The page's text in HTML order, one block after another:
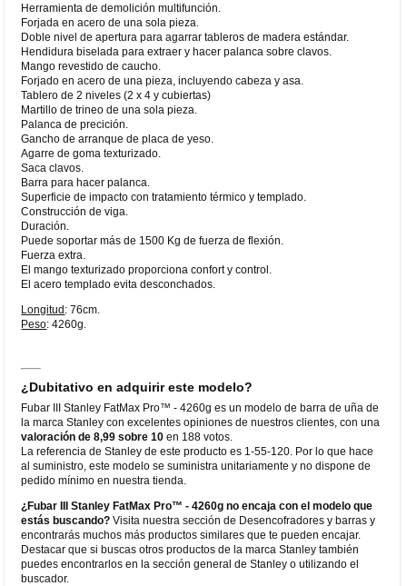
Herramienta de demolición multifunción.
Forjada en acero de una sola pieza.
Doble nivel de apertura para agarrar tableros de madera estándar.
Hendidura biselada para extraer y hacer palanca sobre clavos.
Mango revestido de caucho.
Forjado en acero de una pieza, incluyendo cabeza y asa.
Tablero de 2 niveles (2 x 4 y cubiertas)
Martillo de trineo de una sola pieza.
Palanca de precición.
Gancho de arranque de placa de yeso.
Agarre de goma texturizado.
Saca clavos.
Barra para hacer palanca.
Superficie de impacto con tratamiento térmico y templado.
Construcción de viga.
Duración.
Puede soportar más de 1500 Kg de fuerza de flexión.
Fuerza extra.
El mango texturizado proporciona confort y control.
El acero templado evita desconchados.
Longitud: 76cm.
Peso: 4260g.
¿Dubitativo en adquirir este modelo?
Fubar III Stanley FatMax Pro™ - 4260g es un modelo de barra de uña de
la marca Stanley con excelentes opiniones de nuestros clientes, con una
valoración de 8,99 sobre 10 en 188 votos.
La referencia de Stanley de este producto es 1-55-120. Por lo que hace
al suministro, este modelo se suministra unitariamente y no dispone de
pedido mínimo en nuestra tienda.
¿Fubar III Stanley FatMax Pro™ - 4260g no encaja con el modelo que
estás buscando? Visita nuestra sección de Desencofradores y barras y
encontrarás muchos más productos similares que te pueden encajar.
Destacar que si buscas otros productos de la marca Stanley también
puedes encontrarlos en la sección general de Stanley o utilizando el
buscador.